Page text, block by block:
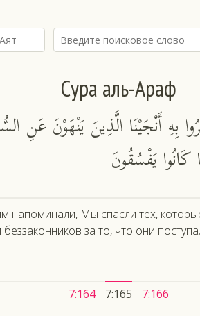
Сура аль-Араф
بِهِ أَنْجَيْنَا الَّذِينَ يَنْهَوْنَ عَنِ
يَفْسُقُونَ
напоминали, Мы спасли тех,
за то, что они
7:164 7:165 7:166